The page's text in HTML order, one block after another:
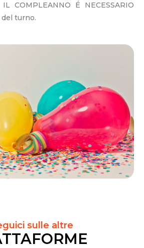
COMPLEANNO É NECESSARIO
turno.
sulle altre